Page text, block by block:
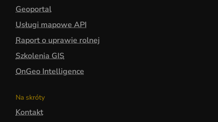
Geoportal
Usługi mapowe API
Raport o uprawie rolnej
Szkolenia GIS
OnGeo Intelligence
Na skróty
Kontakt